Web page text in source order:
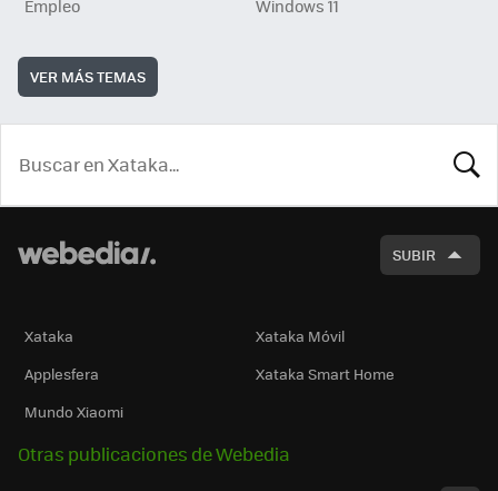
Empleo
Windows 11
VER MÁS TEMAS
SUBIR
Xataka
Xataka Móvil
Applesfera
Xataka Smart Home
Mundo Xiaomi
Otras publicaciones de Webedia